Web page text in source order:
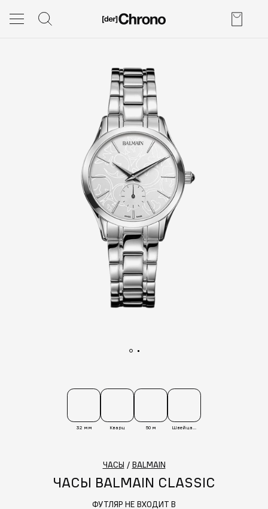
32 мм Кварц 50 м Швейцария
ЧАСЫ / BALMAIN
ЧАСЫ BALMAIN CLASSIC
ФУТЛЯР НЕ ВХОДИТ В